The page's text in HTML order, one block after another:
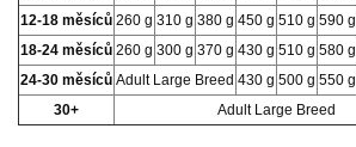
12-18 měsíců 260 g 310 g 380 g 450 g 510 g 590 g
18-24 měsíců 260 g 300 g 370 g 430 g 510 g 580 g
24-30 měsíců Adult Large Breed 430 g 500 g 550 g
30+
Adult Large Breed